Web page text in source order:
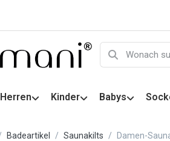
Herren Kinder Babys
Badeartikel Saunakilts Damen-